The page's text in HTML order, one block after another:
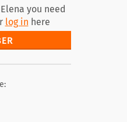
you need
log in here